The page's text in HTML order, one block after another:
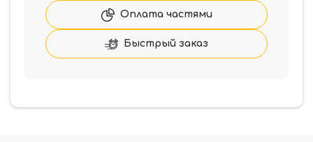
Оплата частями
Быстрый заказ